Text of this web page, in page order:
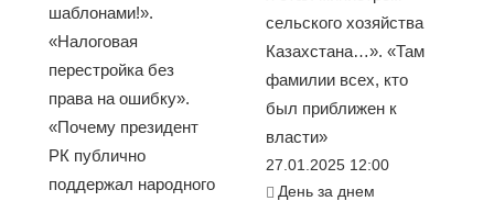
шаблонами!».
«Налоговая
перестройка без
права на ошибку».
«Почему президент
РК публично
поддержал народного
сельского хозяйства
Казахстана…». «Там
фамилии всех, кто
был приближен к
власти»
27.01.2025 12:00
День за днем